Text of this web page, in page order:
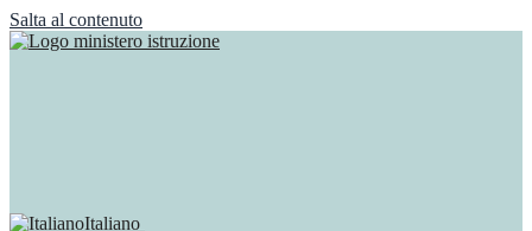
Salta al contenuto
Italiano